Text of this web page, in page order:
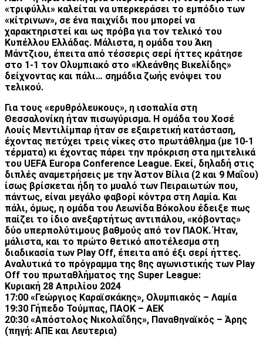
«τριφύλλι» καλείται να υπερκεράσει το εμπόδιο των
«κίτρινων», σε ένα παιχνίδι που μπορεί να
χαρακτηριστεί και ως πρόβα για τον τελικό του
Κυπέλλου Ελλάδας. Μάλιστα, η ομάδα του Άκη
Μάντζιου, έπειτα από τέσσερις σερί ήττες κράτησε
στο 1-1 τον Ολυμπιακό στο «Κλεάνθης Βικελίδης»
δείχνοντας και πάλι… σημάδια ζωής ενόψει του
τελικού.
Για τους «ερυθρόλευκους», η ισοπαλία στη
Θεσσαλονίκη ήταν πισωγύρισμα. Η ομάδα του Χοσέ
Λουίς Μεντιλίμπαρ ήταν σε εξαιρετική κατάσταση,
έχοντας πετύχει τρεις νίκες στο πρωτάθλημα (με 10-1
τέρματα) κι έχοντας πάρει την πρόκριση στα ημιτελικά
του UEFA Europa Conference League. Εκεί, δηλαδή στις
διπλές αναμετρήσεις με την Άστον Βίλια (2 και 9 Μαΐου)
ίσως βρίσκεται ήδη το μυαλό των Πειραιωτών που,
πάντως, είναι μεγάλο φαβορί κόντρα στη Λαμία. Και
πάλι, όμως, η ομάδα του Λεωνίδα Βόκολου έδειξε πως
παίζει το ίδιο ανεξαρτήτως αντιπάλου, «κόβοντας»
δύο υπερπολύτιμους βαθμούς από τον ΠΑΟΚ. Ήταν,
μάλιστα, και το πρώτο θετικό αποτέλεσμα στη
διαδικασία των Play Off, έπειτα από έξι σερί ήττες.
Αναλυτικά το πρόγραμμα της 8ης αγωνιστικής των Play
Off του πρωταθλήματος της Super League:
Κυριακή 28 Απριλίου 2024
17:00 «Γεώργιος Καραϊσκάκης», Ολυμπιακός – Λαμία
19:30 Γήπεδο Τούμπας, ΠΑΟΚ – ΑΕΚ
20:30 «Απόστολος Νικολαΐδης», Παναθηναϊκός – Άρης
(πηγή: ΑΠΕ και Λευτερια)